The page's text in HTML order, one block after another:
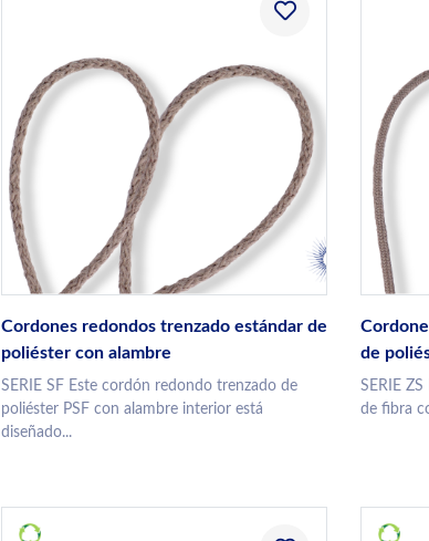
Cordones redondos trenzado estándar de
poliéster con alambre
SERIE SF Este cordón redondo trenzado de
poliéster PSF con alambre interior está
diseñado...
de
SERIE
de fibra